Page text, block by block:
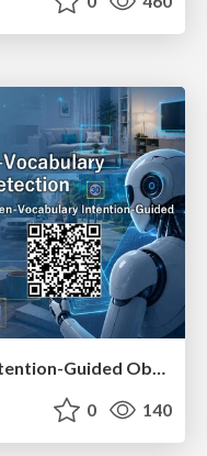
[MIRU26] Open-Vocabulary Intention-Guided Object Detection in Diverse Scenes
0 140